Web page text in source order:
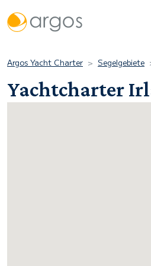
Argos Yacht Charter Segelgebiete
Yachtcharter